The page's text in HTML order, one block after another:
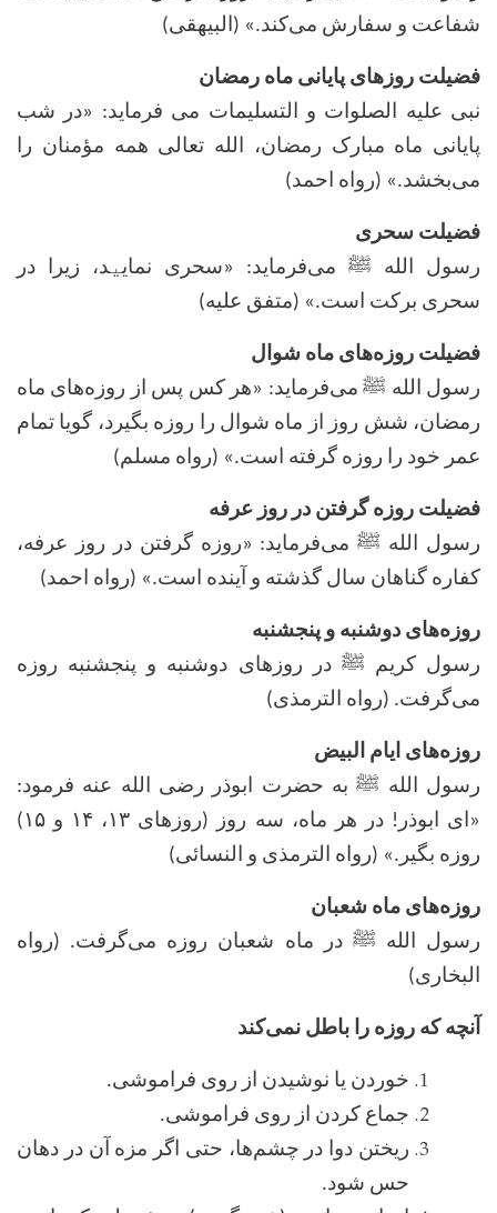
شفاعت و سفارش می‌کند.» (البیهقی)
فضیلت روزهای پایانی ماه رمضان
نبی علیه الصلوات و التسلیمات می ‌فرماید: «در شب
پایانی ماه مبارک رمضان، الله تعالی همه مؤمنان را
می‌بخشد.» (رواه احمد)
فضیلت سحری
رسول الله ﷺ می‌فرماید: «سحری نمایید، زیرا در
سحری برکت است.» (متفق علیه)
فضیلت روزه‌های ماه شوال
رسول الله ﷺ می‌فرماید: «هر کس پس از روزه‌های ماه
رمضان، شش روز از ماه شوال را روزه بگیرد، گویا تمام
عمر خود را روزه گرفته است.» (رواه مسلم)
فضیلت روزه گرفتن در روز عرفه
رسول الله ﷺ می‌فرماید: «روزه گرفتن در روز عرفه،
کفاره گناهان سال گذشته و آینده است.» (رواه احمد)
روزه‌های دوشنبه و پنجشنبه
رسول کریم ﷺ در روزهای دوشنبه و پنجشنبه روزه
می‌گرفت. (رواه الترمذی)
روزه‌های ایام البیض
رسول الله ﷺ به حضرت ابوذر رضی الله عنه فرمود:
«ای ابوذر! در هر ماه، سه روز (روزهای ۱۳، ۱۴ و ۱۵)
روزه بگیر.» (رواه الترمذی و النسائی)
روزه‌های ماه شعبان
رسول الله ﷺ در ماه شعبان روزه می‌گرفت. (رواه
البخاری)
آنچه که روزه را باطل نمی‌کند
خوردن یا نوشیدن از روی فراموشی.
جماع کردن از روی فراموشی.
ریختن دوا در چشم‌ها، حتی اگر مزه آن در دهان
حس شود.